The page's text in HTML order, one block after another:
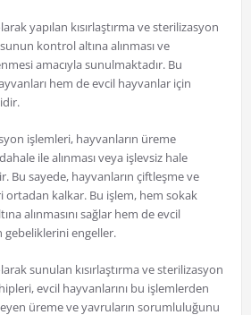
yapılan kısırlaştırma ve sterilizasyon
kontrol altına alınması ve
amacıyla sunulmaktadır. Bu
hem de evcil hayvanlar için
işlemleri, hayvanların üreme
ile alınması veya işlevsiz hale
Bu sayede, hayvanların çiftleşme ve
kalkar. Bu işlem, hem sokak
alınmasını sağlar hem de evcil
gebeliklerini engeller.
sunulan kısırlaştırma ve sterilizasyon
evcil hayvanlarını bu işlemlerden
üreme ve yavruların sorumluluğunu